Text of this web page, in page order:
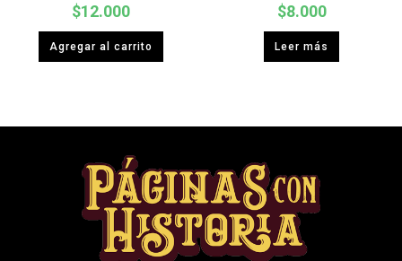
$12.000
Agregar al carrito
$8.000
Leer más